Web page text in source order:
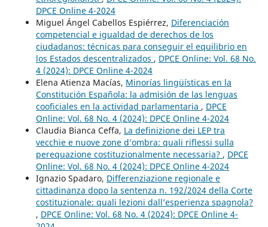
DPCE Online 4-2024
Miguel Ángel Cabellos Espiérrez, Diferenciación
competencial e igualdad de derechos de los
ciudadanos: técnicas para conseguir el equilibrio en
los Estados descentralizados , DPCE Online: Vol. 68 No.
4 (2024): DPCE Online 4-2024
Elena Atienza Macías, Minorías lingüísticas en la
Constitución Española: la admisión de las lenguas
cooficiales en la actividad parlamentaria , DPCE
Online: Vol. 68 No. 4 (2024): DPCE Online 4-2024
Claudia Bianca Ceffa, La definizione dei LEP tra
vecchie e nuove zone d’ombra: quali riflessi sulla
perequazione costituzionalmente necessaria? , DPCE
Online: Vol. 68 No. 4 (2024): DPCE Online 4-2024
Ignazio Spadaro, Differenziazione regionale e
cittadinanza dopo la sentenza n. 192/2024 della Corte
costituzionale: quali lezioni dall’esperienza spagnola?
, DPCE Online: Vol. 68 No. 4 (2024): DPCE Online 4-